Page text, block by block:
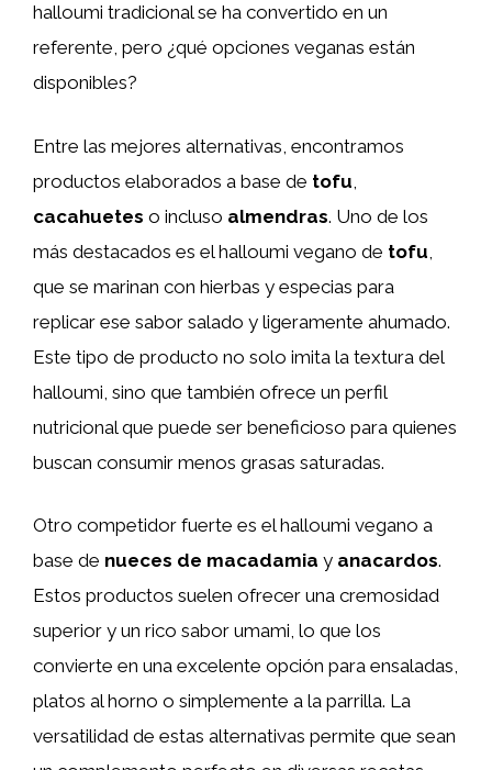
halloumi tradicional se ha convertido en un
referente, pero ¿qué opciones veganas están
disponibles?
Entre las mejores alternativas, encontramos
productos elaborados a base de tofu
cacahuetes o incluso almendras. Uno de los
más destacados es el halloumi vegano de tofu
que se marinan con hierbas y especias para
replicar ese sabor salado y ligeramente ahumado.
Este tipo de producto no solo imita la textura del
halloumi, sino que también ofrece un perfil
nutricional que puede ser beneficioso para quienes
buscan consumir menos grasas saturadas.
Otro competidor fuerte es el halloumi vegano a
base de nueces de macadamia y anacardos.
Estos productos suelen ofrecer una cremosidad
superior y un rico sabor umami, lo que los
convierte en una excelente opción para ensaladas,
platos al horno o simplemente a la parrilla. La
versatilidad de estas alternativas permite que sean